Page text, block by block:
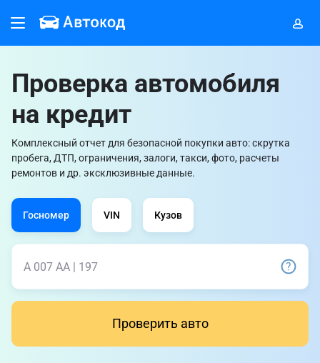
Проверка автомобиля
на кредит
Комплексный отчет для безопасной покупки авто: скрутка
пробега, ДТП, ограничения, залоги, такси, фото, расчеты
ремонтов и др. эксклюзивные данные.
Госномер VIN Кузов
Проверить авто